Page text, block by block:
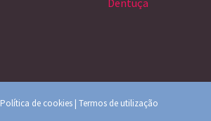
Política de cookies | Termos de utilização